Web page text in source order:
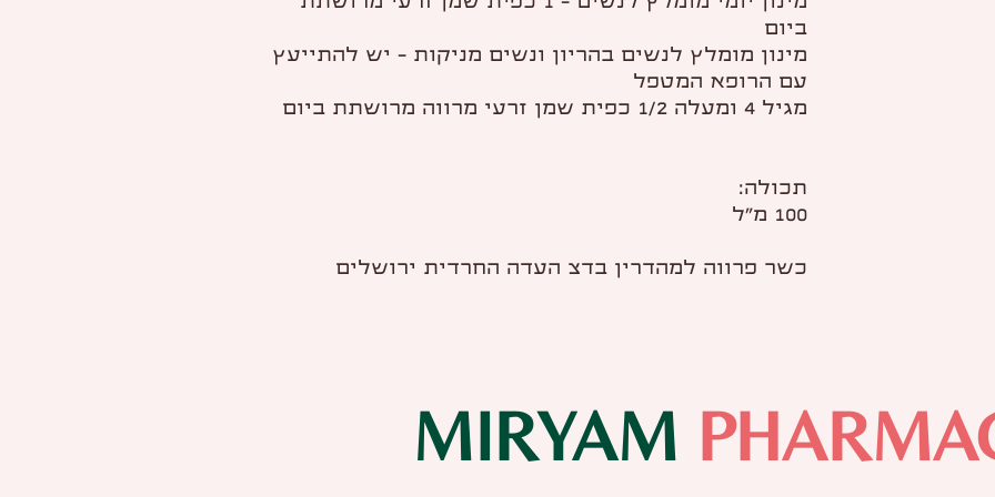
ביום
מינון מומלץ לנשים בהריון ונשים מניקות – יש להתייעץ
עם הרופא המטפל
מגיל 4 ומעלה 1/2 כפית שמן זרעי מרווה מרושתת ביום
תכולה:
100 מ”ל
כשר פרווה למהדרין בדצ העדה החרדית ירושלים
MIRYAM